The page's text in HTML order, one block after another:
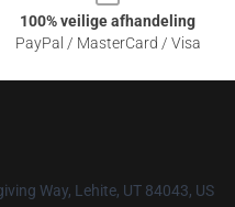
100% veilige afhandeling
PayPal / MasterCard / Visa
Way, Lehite, UT 84043, US